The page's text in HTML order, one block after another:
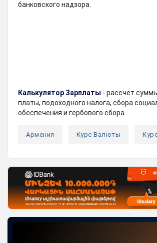
банковского надзора.
Калькулятор Зарплаты - рассчет
платы, подоходного налога, сбора
обеспечения и гербового сбора
Армения Курс Валюты